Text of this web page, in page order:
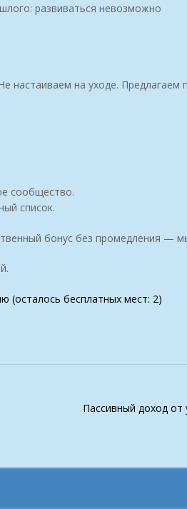
развиваться невозможно
настаиваем на уходе. Предлагаем
сообщество.
список.
бонус без промедления —
(осталось бесплатных мест: 2)
Пассивный доход от